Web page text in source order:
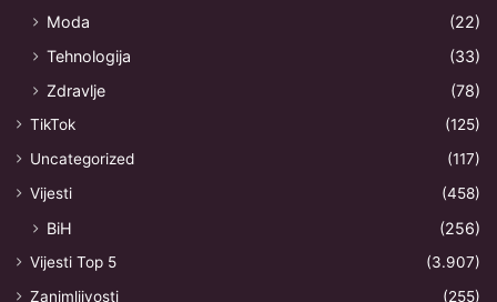
Moda
(22)
Tehnologija
(33)
Zdravlje
(78)
TikTok
(125)
Uncategorized
(117)
Vijesti
(458)
BiH (256)
Vijesti Top 5
(3.907)
Zanimljivosti
(255)